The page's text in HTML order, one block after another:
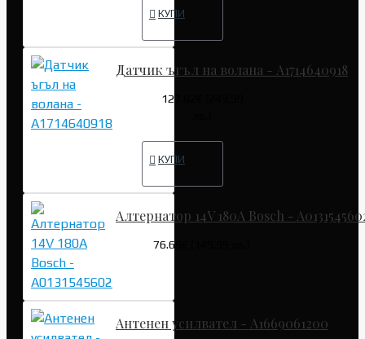
КУПИ
Датчик ъгъл на волана - A1714640918
127.82€ (249.99
КУПИ
Алтернатор 14V 180A Bosch -
76.69€ (149.99 лв.)
Антенен усилвател - A1669061200